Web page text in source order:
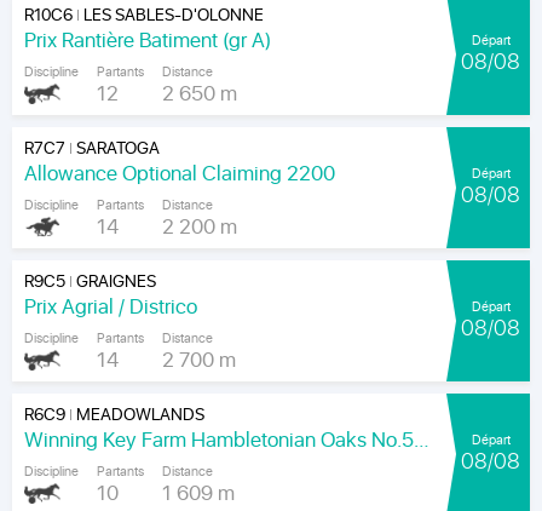
R10C6| LES SABLES-D'OLONNE
Prix Rantière Batiment (gr A)
Discipline Partants
12
Distance
2 650 m
Départ
08/08
R7C7 |SARATOGA
Allowance Optional Claiming 2200
Discipline Partants
14
Distance
2 200 m
Départ
08/08
R9C5|GRAIGNES
Prix Agrial / Districo
Discipline Partants
14
Distance
2 700 m
Départ
08/08
R6C9| MEADOWLANDS
Winning Key Farm Hambletonian Oaks No.56 - Final
Discipline Partants
10
Distance
1 609 m
Départ
08/08